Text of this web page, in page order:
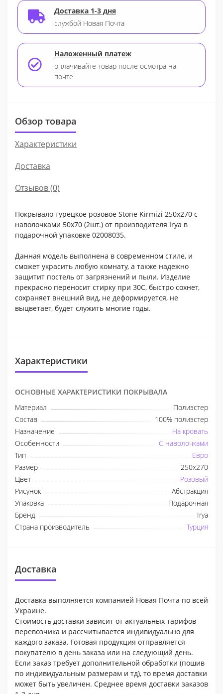
Доставка 1-3 дня
службой Новая Почта
Наложенный платеж
оплачивайте товар после осмотра на
почте
Обзор товара
Характеристики
Доставка
Отзывов (0)
Покрывало турецкое розовое Stone Kirmizi 250x270 с
наволочками 50х70 (2шт.) от производителя Irya в
подарочной упаковке 02008035.
Данная модель выполнена в современном стиле, и
сможет украсить любую комнату, а также надежно
защитит постель от загрязнений и пыли. Изделие
прекрасно переносит стирку при 30С, быстро сохнет,
сохраняет внешний вид, не деформируется, не
выцветает, будет служить многие годы.
Характеристики
ОСНОВНЫЕ ХАРАКТЕРИСТИКИ ПОКРЫВАЛА
Материал
Полиэстер
Состав
100% полиэстер
Назначение
На кровать
Особенности
С наволочками
Тип
Евро
Размер
250x270
Цвет
Розовый
Рисунок
Абстракция
Упаковка
Подарочная
Бренд
Irya
Страна производитель
Турция
Доставка
Доставка выполняется компанией Новая Почта по всей
Украине.
Стоимость доставки зависит от актуальных тарифов
перевозчика и рассчитывается индивидуально для
каждого заказа. Готовая продукция отправляется
покупателю в день заказа или на следующий день.
Если заказ требует дополнительной обработки (пошив
по индивидуальным размерам и тд), то время доставки
может быть увеличен. Среднее время доставки заказов